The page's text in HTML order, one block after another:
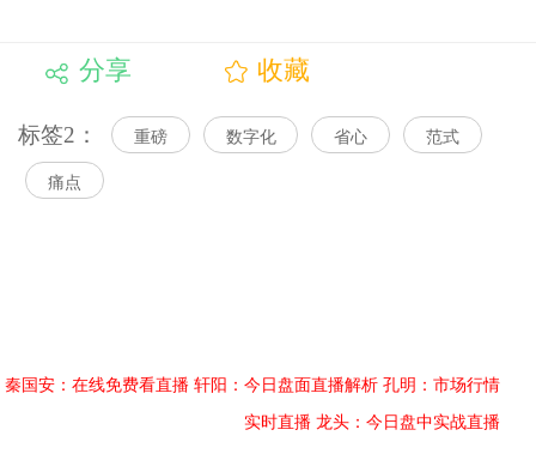
分享 收藏
标签2： 重磅 数字化 省心 范式
痛点
秦国安：在线免费看直播 轩阳：今日盘面直播解析 孔明：市场行情
实时直播 龙头：今日盘中实战直播